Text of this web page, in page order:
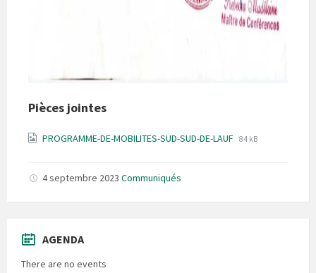
Pièces jointes
PROGRAMME-DE-MOBILITES-SUD-SUD-DE-LAUF File
File
84 kB
4 septembre 2023 Communiqués
AGENDA
There are no events